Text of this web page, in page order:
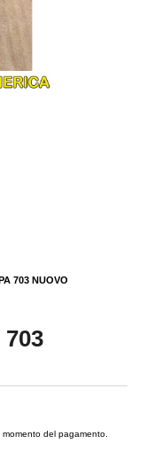
703 NUOVO
703
del pagamento.